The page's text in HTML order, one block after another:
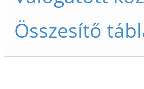
Összesítő